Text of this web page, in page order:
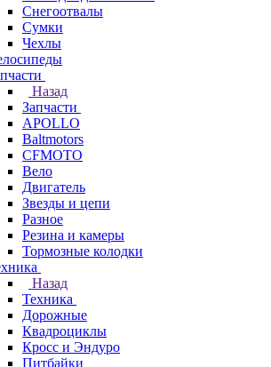
Снегоотвалы
Сумки
Чехлы
Назад
Запчасти
APOLLO
Baltmotors
CFMOTO
Вело
Двигатель
Звезды и цепи
Разное
Резина и камеры
Тормозные колодки
Назад
Техника
Дорожные
Квадроциклы
Кросс и Эндуро
Питбайки